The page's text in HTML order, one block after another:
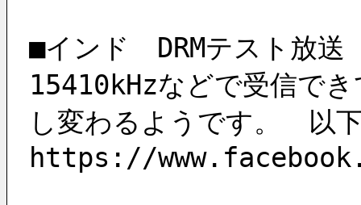
■インド　DRMテスト放送
15410kHzなどで受信で
し変わるようです。　
https://